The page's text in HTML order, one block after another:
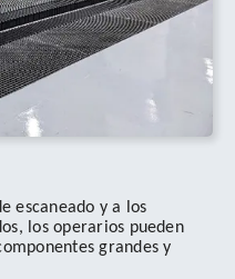
escaneado y a los
los operarios pueden
grandes y